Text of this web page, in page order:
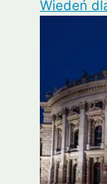
Wiedeń